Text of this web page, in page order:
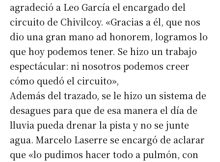
agradeció a Leo García el encargado del
circuito de Chivilcoy. «Gracias a él, que nos
dio una gran mano ad honorem, logramos lo
que hoy podemos tener. Se hizo un trabajo
espectácular: ni nosotros podemos creer
cómo quedó el circuito»,
Además del trazado, se le hizo un sistema de
desagues para que de esa manera el día de
lluvia pueda drenar la pista y no se junte
agua. Marcelo Laserre se encargó de aclarar
que «lo pudimos hacer todo a pulmón, con